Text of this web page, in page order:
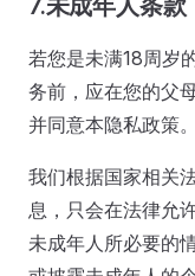
7.未成年人条款
若您是未满18周岁
务前，应在您的父
并同意本隐私政策。
我们根据国家相关
息，只会在法律允
未成年人所必要的